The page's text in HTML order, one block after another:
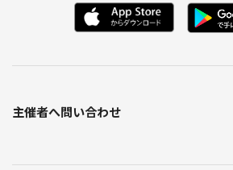
主催者へ問い合わせ